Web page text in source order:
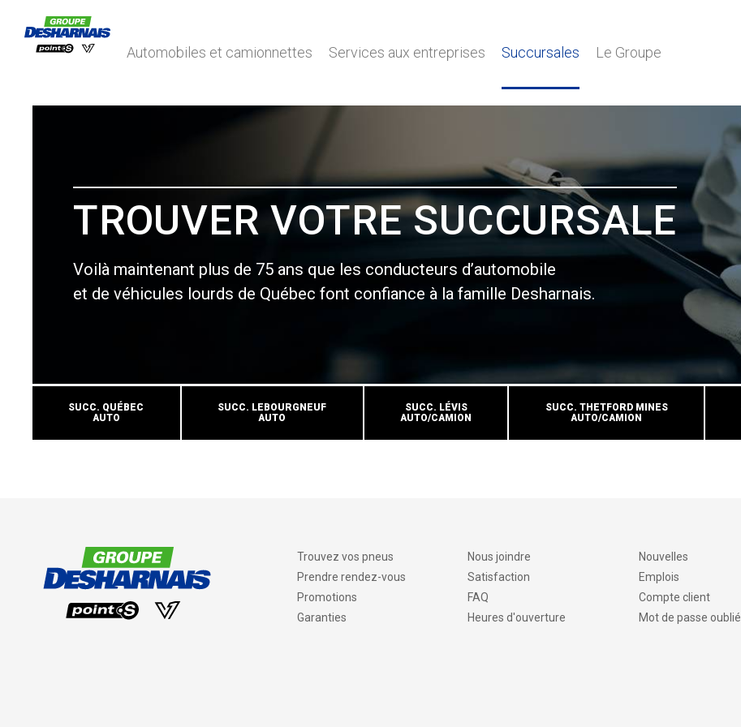
Automobiles et camionnettes Services aux entreprises Succursales Le Groupe
TROUVER VOTRE SUCCURSALE
Voilà maintenant plus de 75 ans que les conducteurs d’automobile
et de véhicules lourds de Québec font confiance à la famille Desharnais.
SUCC. QUÉBEC
AUTO
SUCC. LEBOURGNEUF
AUTO
SUCC. LÉVIS
AUTO/CAMION
SUCC. THETFORD MINES
AUTO/CAMION
Trouvez vos pneus
Prendre rendez-vous
Promotions
Garanties
Nous joindre
Satisfaction
FAQ
Heures d'ouverture
Nouvelles
Emplois
Compte client
Mot de passe oublié